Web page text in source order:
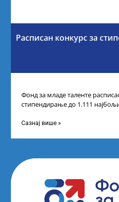
Расписан конкурс за
Фонд за младе таленте
стипендирање до 1.111
године основних и
Сазнај више »